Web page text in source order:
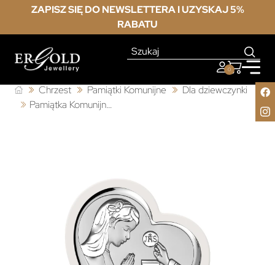
ZAPISZ SIĘ DO NEWSLETTERA I UZYSKAJ 5%
RABATU
0
Chrzest Pamiątki Komunijne
Dla dziewczynki
Pamiątka Komunijna Dla Dziewczynki Srebrna